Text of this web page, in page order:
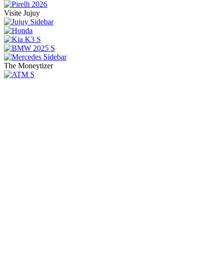
Visite Jujuy
The Moneytizer